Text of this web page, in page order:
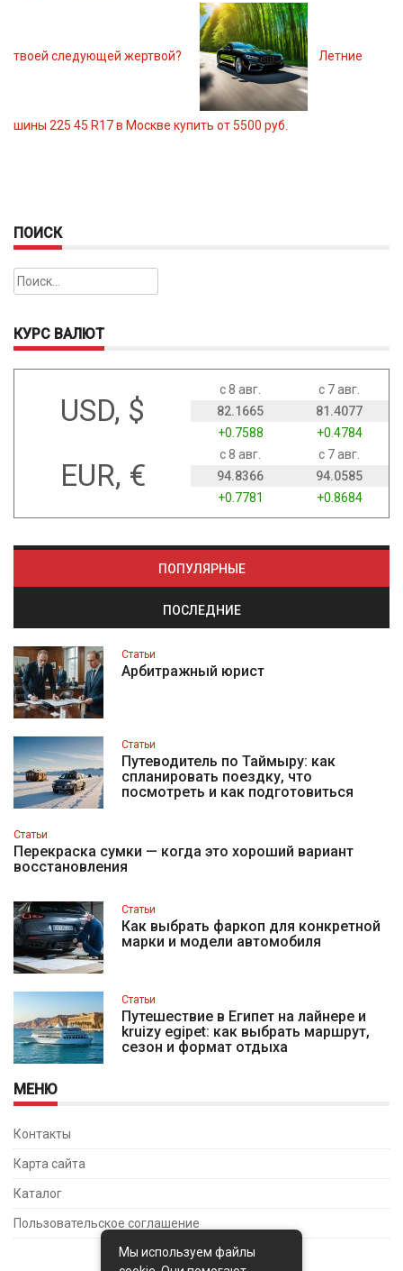
твоей следующей жертвой? Летние
шины 225 45 R17 в Москве купить от 5500 руб.
ПОИСК
Найти:
КУРС ВАЛЮТ
USD, $
с 8 авг.
с 7 авг.
82.1665
81.4077
+0.7588
+0.4784
EUR, €
с 8 авг.
с 7 авг.
94.8366
94.0585
+0.7781
+0.8684
ПОПУЛЯРНЫЕ
ПОСЛЕДНИЕ
Статьи
Арбитражный юрист
Статьи
Путеводитель по Таймыру: как
спланировать поездку, что
посмотреть и как подготовиться
Статьи
Перекраска сумки — когда это хороший вариант
восстановления
Статьи
Как выбрать фаркоп для конкретной
марки и модели автомобиля
Статьи
Путешествие в Египет на лайнере и
kruizy egipet: как выбрать маршрут,
сезон и формат отдыха
МЕНЮ
Контакты
Карта сайта
Каталог
Пользовательское соглашение
Мы используем файлы